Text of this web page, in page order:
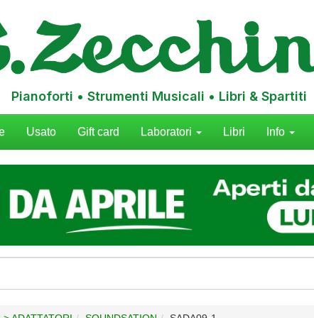
Pianoforti • Strumenti Musicali • Libri & Spartiti
Usato Gift card Laboratori Libri Info